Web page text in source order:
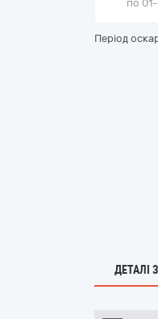
по
Період
ДЕТАЛІ